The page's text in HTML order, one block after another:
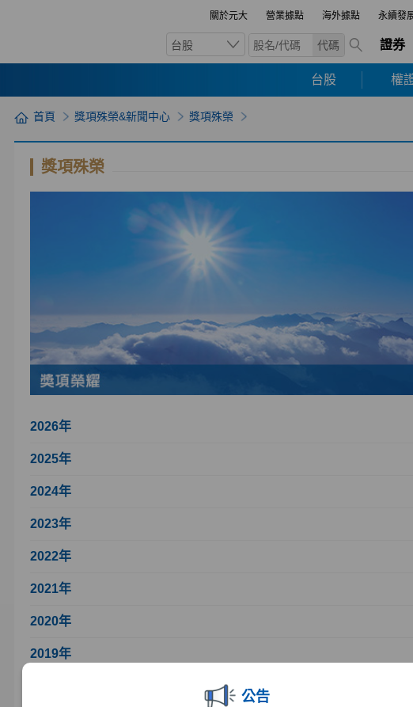
關於元大 營業據點 海外據點 永續發
台股 代碼 證券
台股 權
公告
首頁 獎項殊榮&新聞中心 獎項殊榮
獎項殊榮
2026年
2025年
2024年
2023年
2022年
2021年
2020年
2019年